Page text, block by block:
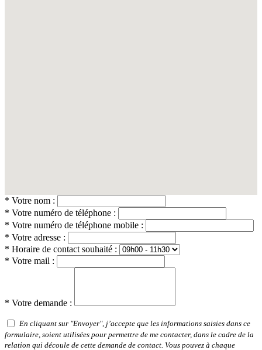
* Votre nom :
* Votre numéro de téléphone :
* Votre numéro de téléphone mobile :
* Votre adresse :
* Horaire de contact souhaité :
* Votre mail :
* Votre demande :
En cliquant sur "Envoyer", j’accepte que les informations saisies dans ce
formulaire, soient utilisées pour permettre de me contacter, dans le cadre de la
relation qui découle de cette demande de contact. Vous pouvez à chaque